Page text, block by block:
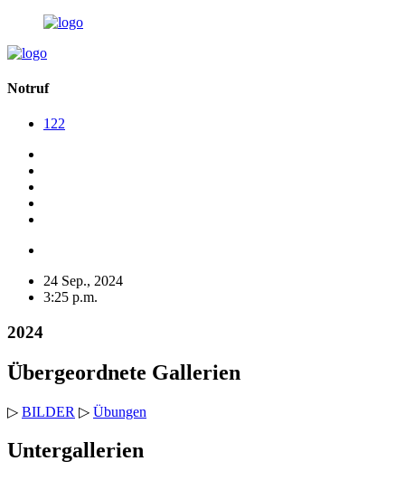
Notruf
122
24 Sep., 2024
3:25 p.m.
2024
Übergeordnete Gallerien
▷ BILDER ▷ Übungen
Untergallerien